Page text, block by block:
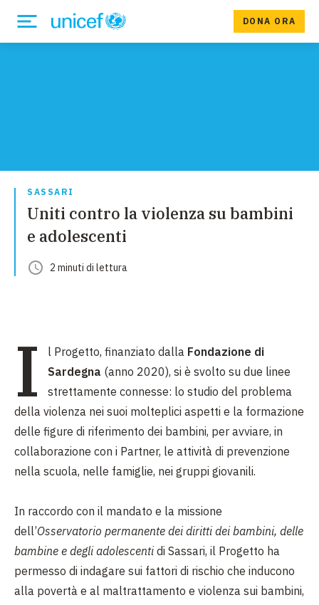
DONA ORA
SASSARI
Uniti contro la violenza su bambini
e adolescenti
2 minuti di lettura
I l Progetto, finanziato dalla Fondazione di
Sardegna (anno 2020), si è svolto su due linee
strettamente connesse: lo studio del problema
della violenza nei suoi molteplici aspetti e la formazione
delle figure di riferimento dei bambini, per avviare, in
collaborazione con i Partner, le attività di prevenzione
nella scuola, nelle famiglie, nei gruppi giovanili.
In raccordo con il mandato e la missione
dell’Osservatorio permanente dei diritti dei bambini, delle
bambine e degli adolescentidi Sassari, il Progetto ha
permesso di indagare sui fattori di rischio che inducono
alla povertà e al maltrattamento e violenza sui bambini,